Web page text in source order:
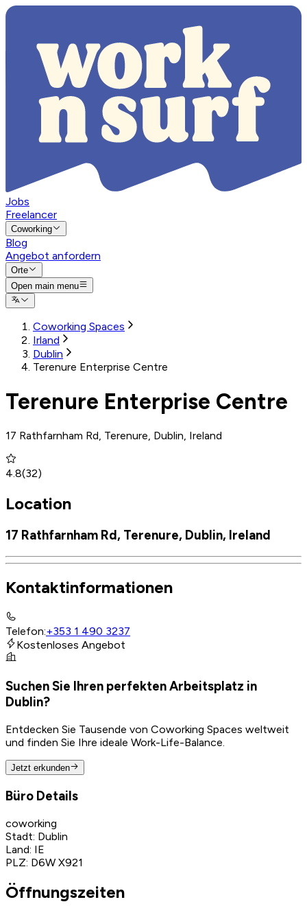
Jobs
Freelancer
Coworking
Blog
Angebot anfordern
Orte
Open main menu
Coworking Spaces
Irland
Dublin
Terenure Enterprise Centre
Terenure Enterprise Centre
17 Rathfarnham Rd, Terenure, Dublin, Ireland
4.8(32)
Location
17 Rathfarnham Rd, Terenure, Dublin, Ireland
Kontaktinformationen
Telefon:+353 1 490 3237
Kostenloses Angebot
Suchen Sie Ihren perfekten Arbeitsplatz in
Dublin?
Entdecken Sie Tausende von Coworking Spaces weltweit
und finden Sie Ihre ideale Work-Life-Balance.
Jetzt erkunden
Büro Details
coworking
Stadt: Dublin
Land: IE
PLZ: D6W X921
Öffnungszeiten